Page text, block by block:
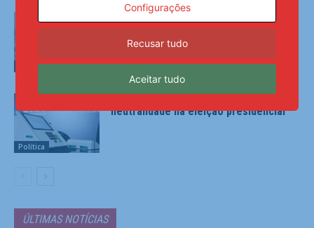
Política
Lei garante frete mínimo no
transporte de cargas; saiba o que
muda
Política
neutralidade na eleição presidencial
ÚLTIMAS NOTÍCIAS
Configurações
Recusar tudo
Aceitar tudo